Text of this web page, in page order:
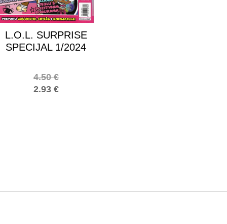
L.O.L. SURPRISE
SPECIJAL 1/2024
2.93 €
4.50€